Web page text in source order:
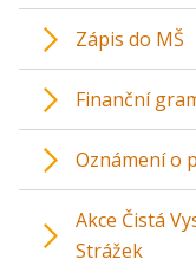
Zápis do MŠ
Finanční
Oznámení o
Akce Čistá
Strážek